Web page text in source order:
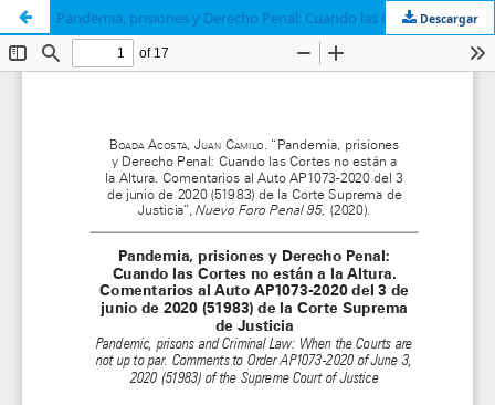
Pandemia, prisiones y Derecho Penal: Cuando las Cortes no están a la Altura. Comentarios al Auto AP1073-2020 del 3 de junio de 2020 (51983) de la Corte Suprema de Justicia
Descargar